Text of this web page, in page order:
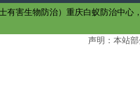
有害生物防治）重庆白蚁防治中
声明：本站